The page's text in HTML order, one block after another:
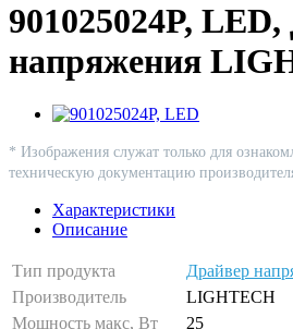
901025024P,
напряжения
* Изображения служат только для
техническую документацию
Характеристики
Описание
Тип продукта
Драйвер
Производитель
LIGHTECH
Мощность макс, Вт
25